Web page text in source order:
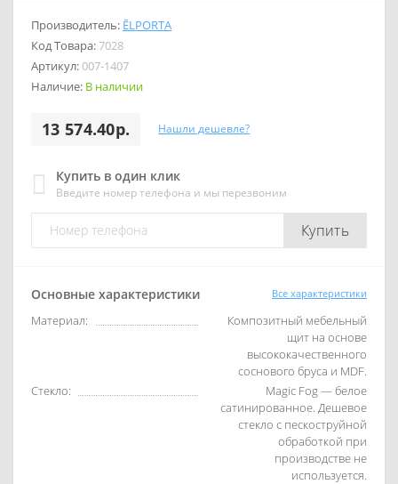
Производитель: ĒLPORTA
Код Товара:7028
Артикул:007-1407
Наличие: В наличии
13 574.40р. Нашли дешевле?
Купить в один клик
Введите номер телефона и мы перезвоним
Купить
Основные характеристики Все характеристики
Материал:
Композитный мебельный
щит на основе
высококачественного
соснового бруса и MDF.
Стекло:
Magic Fog — белое
сатинированное. Дешевое
стекло с пескоструйной
обработкой при
производстве не
используется.